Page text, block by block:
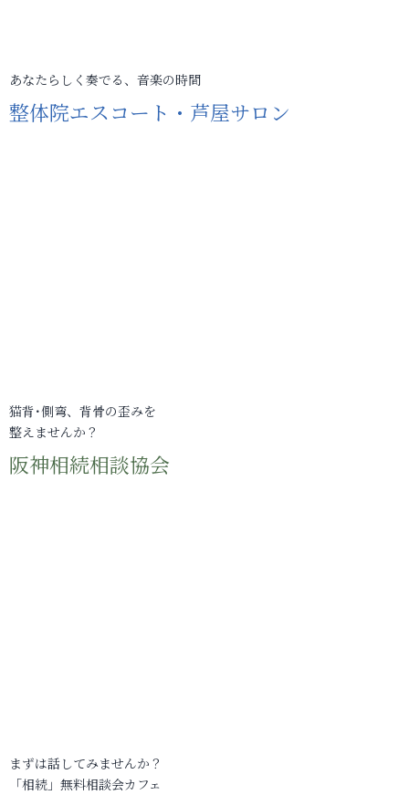
あなたらしく奏でる、音楽の時間
整体院エスコート・芦屋サロン
猫背･側弯、背骨の歪みを
整えませんか？
阪神相続相談協会
まずは話してみませんか？
「相続」無料相談会カフェ